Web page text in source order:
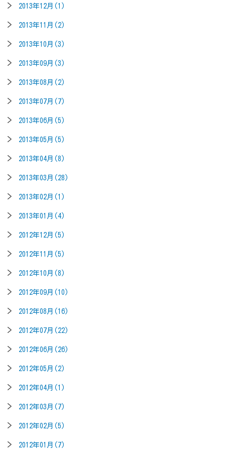
2013年12月(1)
2013年11月(2)
2013年10月(3)
2013年09月(3)
2013年08月(2)
2013年07月(7)
2013年06月(5)
2013年05月(5)
2013年04月(8)
2013年03月(28)
2013年02月(1)
2013年01月(4)
2012年12月(5)
2012年11月(5)
2012年10月(8)
2012年09月(10)
2012年08月(16)
2012年07月(22)
2012年06月(26)
2012年05月(2)
2012年04月(1)
2012年03月(7)
2012年02月(5)
2012年01月(7)